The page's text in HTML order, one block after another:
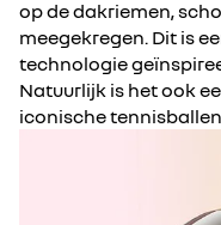
op de dakriemen,
meegekregen. Dit is
technologie
Natuurlijk is het ook
iconische